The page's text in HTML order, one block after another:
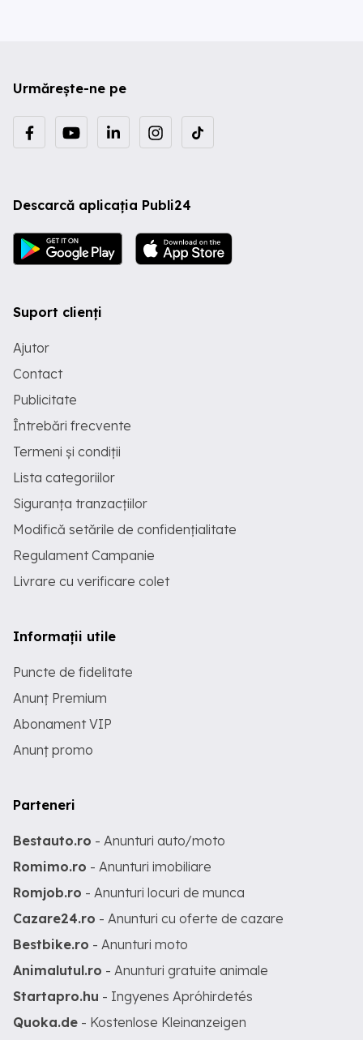
Urmărește-ne pe
Descarcă aplicația Publi24
Suport clienți
Ajutor
Contact
Publicitate
Întrebări frecvente
Termeni și condiții
Lista categoriilor
Siguranța tranzacțiilor
Modifică setările de confidențialitate
Regulament Campanie
Livrare cu verificare colet
Informații utile
Puncte de fidelitate
Anunț Premium
Abonament VIP
Anunț promo
Parteneri
Bestauto.ro - Anunturi auto/moto
Romimo.ro - Anunturi imobiliare
Romjob.ro - Anunturi locuri de munca
Cazare24.ro - Anunturi cu oferte de cazare
Bestbike.ro - Anunturi moto
Animalutul.ro - Anunturi gratuite animale
Startapro.hu - Ingyenes Apróhirdetés
Quoka.de - Kostenlose Kleinanzeigen